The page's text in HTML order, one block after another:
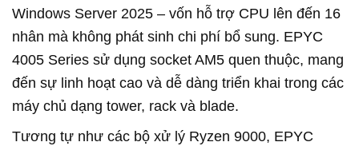
Windows Server 2025 – vốn hỗ trợ CPU lên đến 16
nhân mà không phát sinh chi phí bổ sung. EPYC
4005 Series sử dụng socket AM5 quen thuộc, mang
đến sự linh hoạt cao và dễ dàng triển khai trong các
máy chủ dạng tower, rack và blade.
Tương tự như các bộ xử lý Ryzen 9000, EPYC